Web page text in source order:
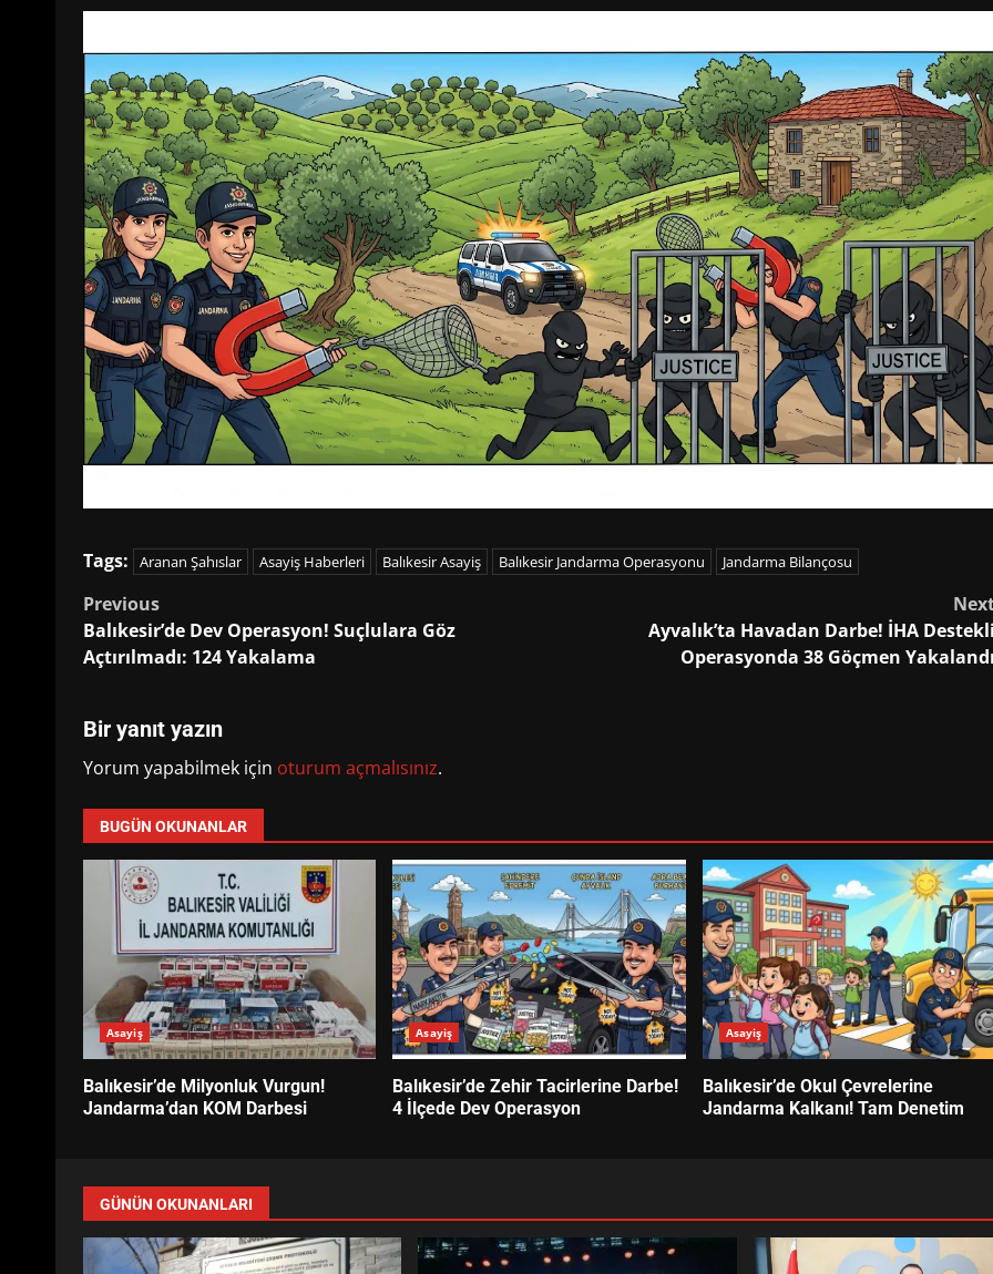
Tags: Aranan Şahıslar Asayiş Haberleri Balıkesir Asayiş Balıkesir Jandarma Operasyonu Jandarma Bilançosu
Post
navigation
Previous
Balıkesir’de Dev Operasyon! Suçlulara Göz
Açtırılmadı: 124 Yakalama
Ayvalık’ta Havadan Darbe! İHA Destekli
Operasyonda 38 Göçmen Yakalandı
Bir yanıt yazın
Yorum yapabilmek için oturum açmalısınız.
BUGÜN OKUNANLAR
Asayiş
Balıkesir’de Milyonluk Vurgun!
Jandarma’dan KOM Darbesi
Asayiş
Balıkesir’de Zehir Tacirlerine Darbe!
4 İlçede Dev Operasyon
Asayiş
Balıkesir’de Okul Çevrelerine
Jandarma Kalkanı! Tam Denetim
GÜNÜN OKUNANLARI